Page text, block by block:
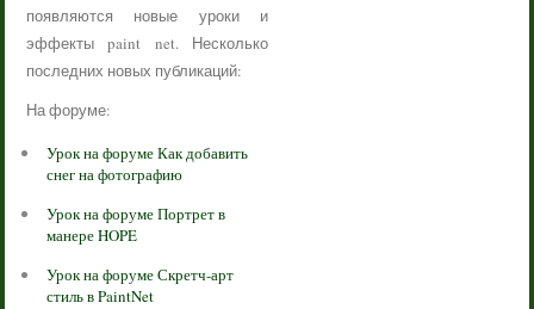
появляются новые уроки и
эффекты paint net. Несколько
последних новых публикаций:
На форуме:
Урок на форуме Как добавить
снег на фотографию
Урок на форуме Портрет в
манере HOPE
Урок на форуме Скретч-арт
стиль в PaintNet